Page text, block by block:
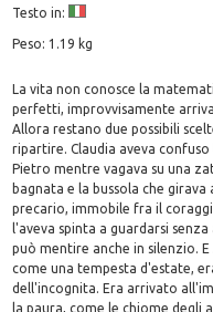
Testo in:
Peso: 1.19 kg
La vita non conosce la
perfetti, improvvisamente
Allora restano due possibili
ripartire. Claudia aveva
Pietro mentre vagava su una
bagnata e la bussola che
precario, immobile fra il
l'aveva spinta a guardarsi
può mentire anche in silenzio.
come una tempesta d'estate,
dell'incognita. Era arrivato
la paura, come le chiome degli